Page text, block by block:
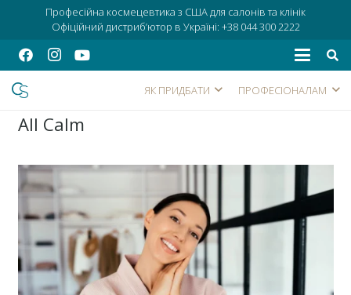
ЯК ПРИДБАТИ ПРОФЕСІОНАЛАМ
Професійна космецевтика з США для салонів та клінік
Офіційний дистриб’ютор в Україні: +38 044 300 2222
All Calm